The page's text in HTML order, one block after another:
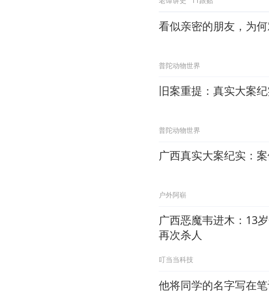
看似亲密的朋友，为
普陀动物世界
旧案重提：真实大案
普陀动物世界
广西真实大案纪实：
户外阿崭
广西恶魔韦进木：13
再次杀人
叮当当科技
他将同学的名字写在